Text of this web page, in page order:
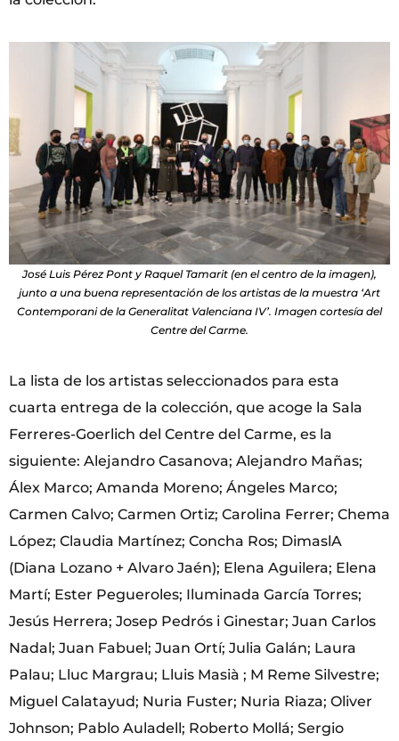
José Luis Pérez Pont y Raquel Tamarit (en el centro de la imagen),
junto a una buena representación de los artistas de la muestra ‘Art
Contemporani de la Generalitat Valenciana IV’. Imagen cortesía del
Centre del Carme.
La lista de los artistas seleccionados para esta
cuarta entrega de la colección, que acoge la Sala
Ferreres-Goerlich del Centre del Carme, es la
siguiente: Alejandro Casanova; Alejandro Mañas;
Álex Marco; Amanda Moreno; Ángeles Marco;
Carmen Calvo; Carmen Ortiz; Carolina Ferrer; Chema
López; Claudia Martínez; Concha Ros; DimaslA
(Diana Lozano + Alvaro Jaén); Elena Aguilera; Elena
Martí; Ester Pegueroles; Iluminada García Torres;
Jesús Herrera; Josep Pedrós i Ginestar; Juan Carlos
Nadal; Juan Fabuel; Juan Ortí; Julia Galán; Laura
Palau; Lluc Margrau; Lluis Masià ; M Reme Silvestre;
Miguel Calatayud; Nuria Fuster; Nuria Riaza; Oliver
Johnson; Pablo Auladell; Roberto Mollá; Sergio